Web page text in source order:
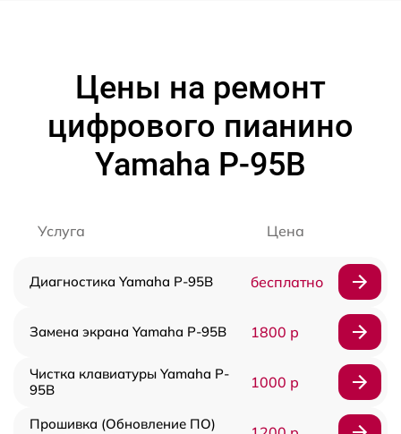
Цены на ремонт
цифрового пианино
Yamaha P-95B
Услуга Цена
Диагностика Yamaha P-95B бесплатно
Замена экрана Yamaha P-95B 1800 р
Чистка клавиатуры Yamaha P-
95B
1000 р
Прошивка (Обновление ПО)